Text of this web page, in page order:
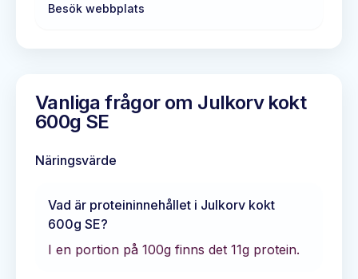
Besök webbplats
Vanliga frågor om Julkorv kokt
600g SE
Näringsvärde
Vad är proteininnehållet i Julkorv kokt
600g SE?
I en portion på 100g finns det 11g protein.